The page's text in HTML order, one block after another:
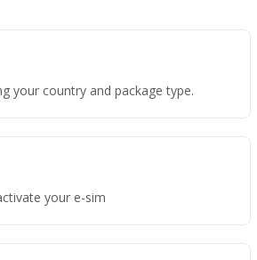
your country and package type.
your e-sim